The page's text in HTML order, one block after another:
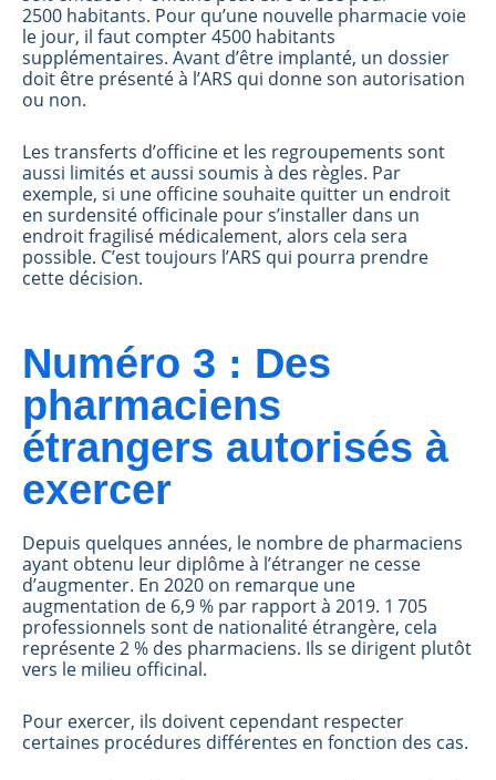
2500 habitants. Pour qu’une nouvelle pharmacie voie
le jour, il faut compter 4500 habitants
supplémentaires. Avant d’être implanté, un dossier
doit être présenté à l’ARS qui donne son autorisation
ou non.
Les transferts d’officine et les regroupements sont
aussi limités et aussi soumis à des règles. Par
exemple, si une officine souhaite quitter un endroit
en surdensité officinale pour s’installer dans un
endroit fragilisé médicalement, alors cela sera
possible. C’est toujours l’ARS qui pourra prendre
cette décision.
Numéro 3 : Des
pharmaciens
étrangers autorisés à
exercer
Depuis quelques années, le nombre de pharmaciens
ayant obtenu leur diplôme à l’étranger ne cesse
d’augmenter. En 2020 on remarque une
augmentation de 6,9 % par rapport à 2019. 1 705
professionnels sont de nationalité étrangère, cela
représente 2 % des pharmaciens. Ils se dirigent plutôt
vers le milieu officinal.
Pour exercer, ils doivent cependant respecter
certaines procédures différentes en fonction des cas.